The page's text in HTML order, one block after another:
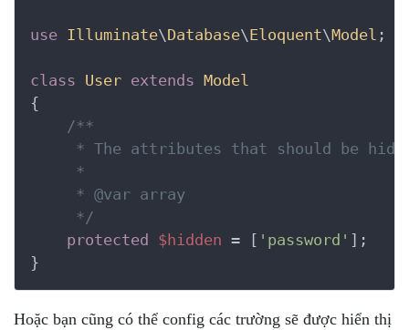
use Illuminate\Database\Eloquent\Model ;
class User extends Model
{
/**
* The attributes that should be
*
* @var array
*/
protected
$hidden = [ 'password' ];
}
Hoặc bạn cũng có thể config các trường sẽ được hiển thị